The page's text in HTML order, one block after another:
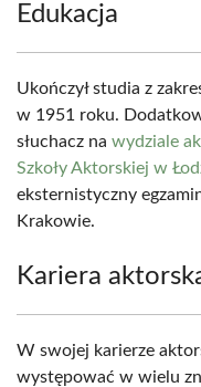
Edukacja
Ukończył studia z
w 1951 roku.
słuchacz na wydziale
Szkoły Aktorskiej w
eksternistyczny
Krakowie.
Kariera
W swojej karierze
występować w wielu